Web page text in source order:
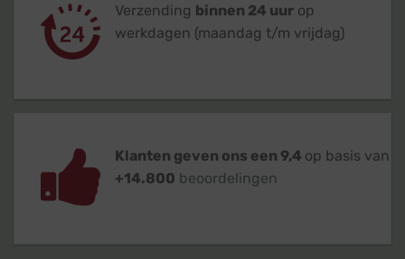
Verzending binnen 24 uur op
werkdagen (maandag t/m vrijdag)
Klanten geven ons een 9,4 op basis van
+14.800 beoordelingen